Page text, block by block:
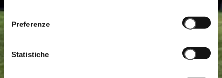
consenso
Preferenze
Statistiche